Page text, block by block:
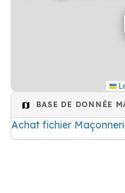
BASE DE DONNÉE
Achat fichier